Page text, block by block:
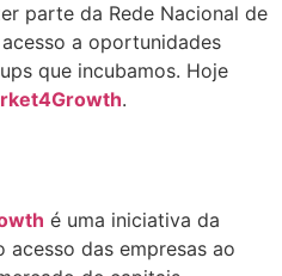
parte da Rede Nacional de
a oportunidades
que incubamos. Hoje
.
é uma iniciativa da
das empresas ao